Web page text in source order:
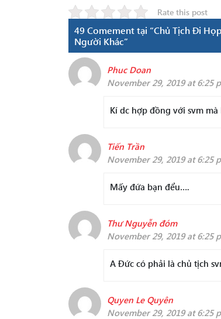
Rate this post
49 Comement tại “Chủ Tịch Đi
Người Khác”
Phuc Doan
November 29, 2019 at 6:25
Kí dc hợp đồng với svm
Tiến Trần
November 29, 2019 at 6:25
Mấy đứa bạn đểu….
Thư Nguyễn đóm
November 29, 2019 at 6:25
A Đức có phải là chủ tịch
Quyen Le Quyên
November 29, 2019 at 6:25